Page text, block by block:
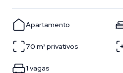
Apartamento
70 m²privativos
1 vagas